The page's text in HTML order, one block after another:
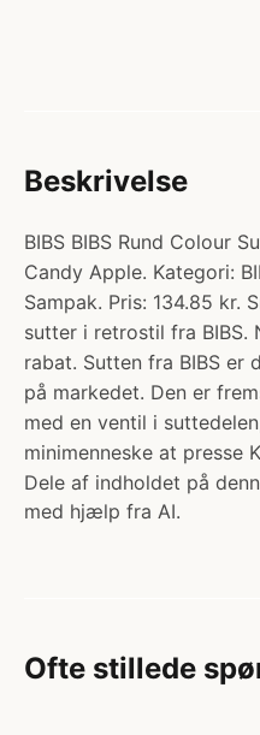
Beskrivelse
BIBS BIBS Rund Colour
Candy Apple. Kategori:
Sampak. Pris: 134.85 kr.
sutter i retrostil fra BIBS.
rabat. Sutten fra BIBS er
på markedet. Den er
med en ventil i
minimenneske at presse
Dele af indholdet på
med hjælp fra AI.
Ofte stillede